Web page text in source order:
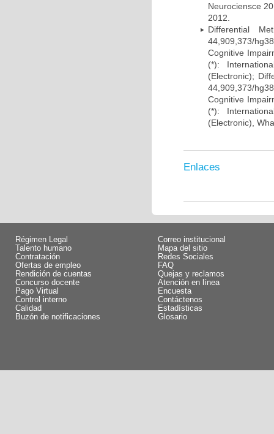
Neurociensce
2012.
Differential
44,909,373/
Cognitive
(*):
(Electronic);
44,909,373/
Cognitive
(*):
(Electronic),
Enlaces
Régimen Legal
Talento humano
Contratación
Ofertas de empleo
Rendición de cuentas
Concurso docente
Pago Virtual
Control interno
Calidad
Buzón de notificaciones
Correo institucional
Mapa del sitio
Redes Sociales
FAQ
Quejas y reclamos
Atención en línea
Encuesta
Contáctenos
Estadísticas
Glosario